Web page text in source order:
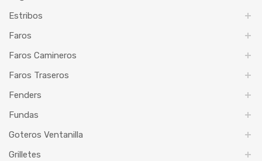
Estribos
Faros
Faros Camineros
Faros Traseros
Fenders
Fundas
Goteros Ventanilla
Grilletes